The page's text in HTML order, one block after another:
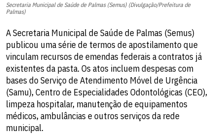
Secretaria Municipal de Saúde de Palmas (Semus) (Divulgação/Prefeitura de
Palmas)
A Secretaria Municipal de Saúde de Palmas (Semus)
publicou uma série de termos de apostilamento que
vinculam recursos de emendas federais a contratos já
existentes da pasta. Os atos incluem despesas com
bases do Serviço de Atendimento Móvel de Urgência
(Samu), Centro de Especialidades Odontológicas (CEO),
limpeza hospitalar, manutenção de equipamentos
médicos, ambulâncias e outros serviços da rede
municipal.